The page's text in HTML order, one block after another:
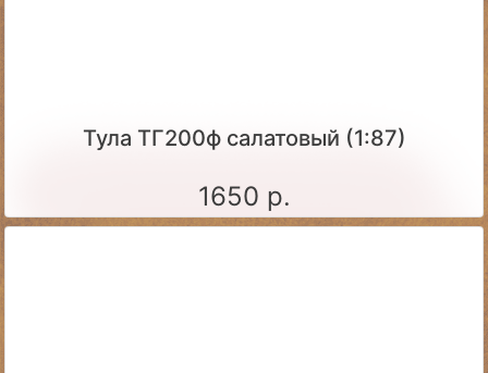
Тула ТГ200ф салатовый (1:87)
1650 р.